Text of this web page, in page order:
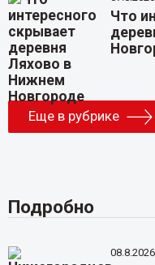
Что
Еще в рубрике
Подробно